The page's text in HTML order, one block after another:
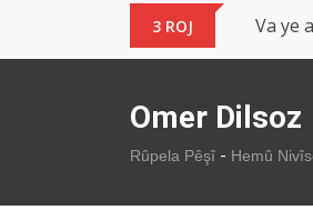
3 ROJ Va ye
Omer Dilsoz
Rûpela Pêşî - Hemû